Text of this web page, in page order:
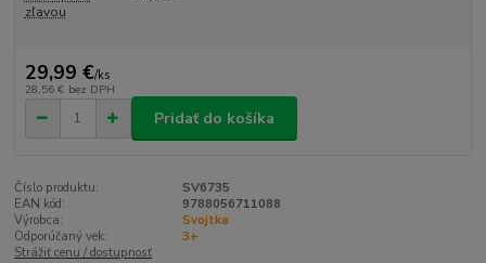
zľavou
29,99 €/ks
28,56 € bez DPH
Pridať do košíka
Číslo produktu:
SV6735
EAN kód:
9788056711088
Výrobca:
Svojtka
Odporúčaný vek:
3+
Strážiť cenu / dostupnosť